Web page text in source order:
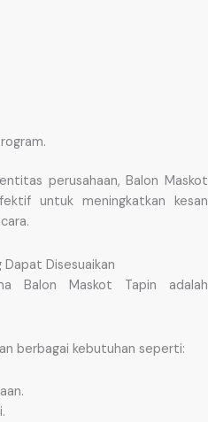
perusahaan, Balon Maskot
untuk meningkatkan kesan
Dapat Disesuaikan
Balon Maskot Tapin adalah
berbagai kebutuhan seperti: